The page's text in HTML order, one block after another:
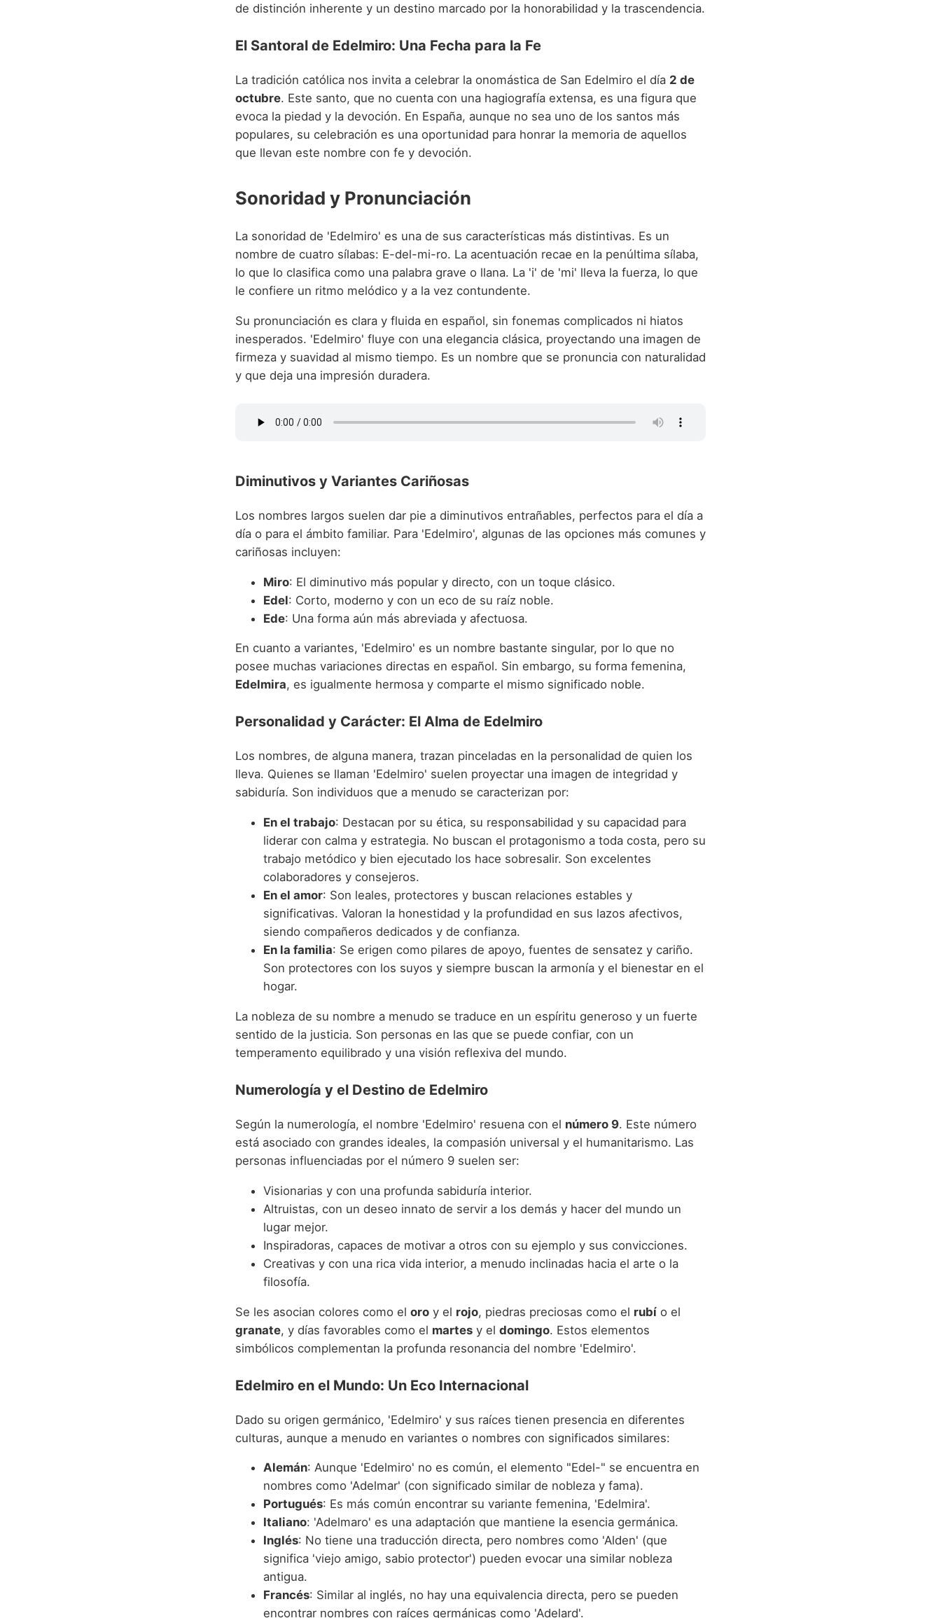
de distinción inherente y un destino marcado por la honorabilidad y la trascendencia.
El Santoral de Edelmiro: Una Fecha para la Fe
La tradición católica nos invita a celebrar la onomástica de San Edelmiro el día 2 de
octubre. Este santo, que no cuenta con una hagiografía extensa, es una figura que
evoca la piedad y la devoción. En España, aunque no sea uno de los santos más
populares, su celebración es una oportunidad para honrar la memoria de aquellos
que llevan este nombre con fe y devoción.
Sonoridad y Pronunciación
La sonoridad de 'Edelmiro' es una de sus características más distintivas. Es un
nombre de cuatro sílabas: E-del-mi-ro. La acentuación recae en la penúltima sílaba,
lo que lo clasifica como una palabra grave o llana. La 'i' de 'mi' lleva la fuerza, lo que
le confiere un ritmo melódico y a la vez contundente.
Su pronunciación es clara y fluida en español, sin fonemas complicados ni hiatos
inesperados. 'Edelmiro' fluye con una elegancia clásica, proyectando una imagen de
firmeza y suavidad al mismo tiempo. Es un nombre que se pronuncia con naturalidad
y que deja una impresión duradera.
Diminutivos y Variantes Cariñosas
Los nombres largos suelen dar pie a diminutivos entrañables, perfectos para el día a
día o para el ámbito familiar. Para 'Edelmiro', algunas de las opciones más comunes y
cariñosas incluyen:
Miro: El diminutivo más popular y directo, con un toque clásico.
Edel: Corto, moderno y con un eco de su raíz noble.
Ede: Una forma aún más abreviada y afectuosa.
En cuanto a variantes, 'Edelmiro' es un nombre bastante singular, por lo que no
posee muchas variaciones directas en español. Sin embargo, su forma femenina,
Edelmira, es igualmente hermosa y comparte el mismo significado noble.
Personalidad y Carácter: El Alma de Edelmiro
Los nombres, de alguna manera, trazan pinceladas en la personalidad de quien los
lleva. Quienes se llaman 'Edelmiro' suelen proyectar una imagen de integridad y
sabiduría. Son individuos que a menudo se caracterizan por:
En el trabajo: Destacan por su ética, su responsabilidad y su capacidad para
liderar con calma y estrategia. No buscan el protagonismo a toda costa, pero su
trabajo metódico y bien ejecutado los hace sobresalir. Son excelentes
colaboradores y consejeros.
En el amor: Son leales, protectores y buscan relaciones estables y
significativas. Valoran la honestidad y la profundidad en sus lazos afectivos,
siendo compañeros dedicados y de confianza.
En la familia: Se erigen como pilares de apoyo, fuentes de sensatez y cariño.
Son protectores con los suyos y siempre buscan la armonía y el bienestar en el
hogar.
La nobleza de su nombre a menudo se traduce en un espíritu generoso y un fuerte
sentido de la justicia. Son personas en las que se puede confiar, con un
temperamento equilibrado y una visión reflexiva del mundo.
Numerología y el Destino de Edelmiro
Según la numerología, el nombre 'Edelmiro' resuena con el número 9. Este número
está asociado con grandes ideales, la compasión universal y el humanitarismo. Las
personas influenciadas por el número 9 suelen ser:
Visionarias y con una profunda sabiduría interior.
Altruistas, con un deseo innato de servir a los demás y hacer del mundo un
lugar mejor.
Inspiradoras, capaces de motivar a otros con su ejemplo y sus convicciones.
Creativas y con una rica vida interior, a menudo inclinadas hacia el arte o la
filosofía.
Se les asocian colores como el oro y el rojo, piedras preciosas como el rubí o el
granate, y días favorables como el martes y el domingo. Estos elementos
simbólicos complementan la profunda resonancia del nombre 'Edelmiro'.
Edelmiro en el Mundo: Un Eco Internacional
Dado su origen germánico, 'Edelmiro' y sus raíces tienen presencia en diferentes
culturas, aunque a menudo en variantes o nombres con significados similares:
Alemán: Aunque 'Edelmiro' no es común, el elemento "Edel-" se encuentra en
nombres como 'Adelmar' (con significado similar de nobleza y fama).
Portugués: Es más común encontrar su variante femenina, 'Edelmira'.
Italiano: 'Adelmaro' es una adaptación que mantiene la esencia germánica.
Inglés: No tiene una traducción directa, pero nombres como 'Alden' (que
significa 'viejo amigo, sabio protector') pueden evocar una similar nobleza
antigua.
Francés: Similar al inglés, no hay una equivalencia directa, pero se pueden
encontrar nombres con raíces germánicas como 'Adelard'.